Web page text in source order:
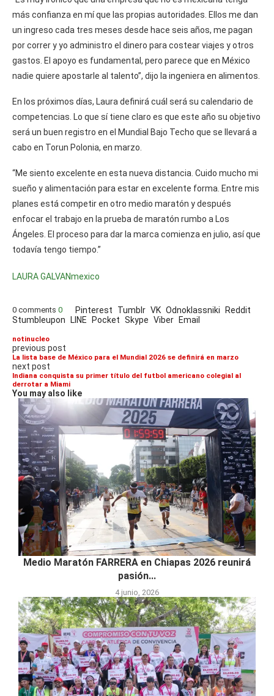
más confianza en mí que las propias autoridades. Ellos me dan
un ingreso cada tres meses desde hace seis años, me pagan
por correr y yo administro el dinero para costear viajes y otros
gastos. El apoyo es fundamental, pero parece que en México
nadie quiere apostarle al talento”, dijo la ingeniera en alimentos.
En los próximos días, Laura definirá cuál será su calendario de
competencias. Lo que sí tiene claro es que este año su objetivo
será un buen registro en el Mundial Bajo Techo que se llevará a
cabo en Torun Polonia, en marzo.
“Me siento excelente en esta nueva distancia. Cuido mucho mi
sueño y alimentación para estar en excelente forma. Entre mis
planes está competir en otro medio maratón y después
enfocar el trabajo en la prueba de maratón rumbo a Los
Ángeles. El proceso para dar la marca comienza en julio, así que
todavía tengo tiempo.”
LAURA GALVANmexico
0 comments 0 Pinterest Tumblr VK Odnoklassniki
Reddit
Stumbleupon
LINE Pocket Skype Viber Email
notinucleo
previous post
La lista base de México para el Mundial 2026 se definirá en marzo
next post
Indiana conquista su primer título del futbol americano colegial al
derrotar a Miami
You may also like
Medio Maratón FARRERA en Chiapas 2026 reunirá
pasión...
4 junio, 2026